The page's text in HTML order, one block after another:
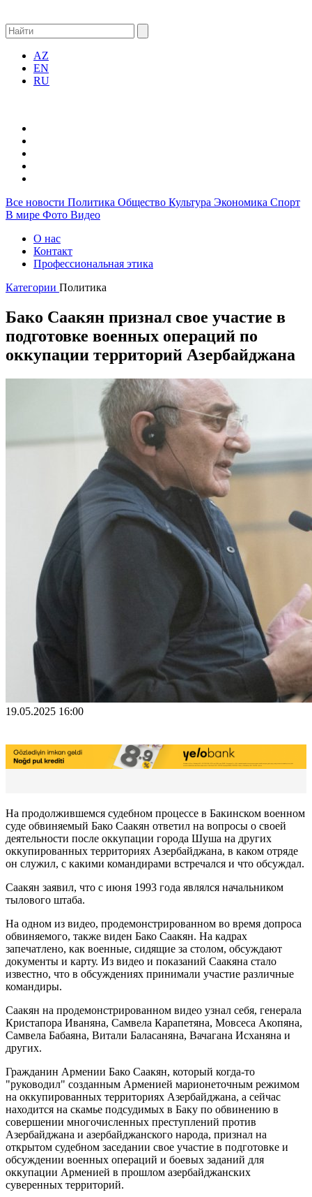
AZ
EN
RU
Все новости Политика Общество Культура Экономика Спорт
В мире Фото Видео
О нас
Контакт
Профессиональная этика
Категории Политика
Бако Саакян признал свое участие в
подготовке военных операций по
оккупации территорий Азербайджана
19.05.2025 16:00
На продолжившемся судебном процессе в Бакинском военном
суде обвиняемый Бако Саакян ответил на вопросы о своей
деятельности после оккупации города Шуша на других
оккупированных территориях Азербайджана, в каком отряде
он служил, с какими командирами встречался и что обсуждал.
Саакян заявил, что с июня 1993 года являлся начальником
тылового штаба.
На одном из видео, продемонстрированном во время допроса
обвиняемого, также виден Бако Саакян. На кадрах
запечатлено, как военные, сидящие за столом, обсуждают
документы и карту. Из видео и показаний Саакяна стало
известно, что в обсуждениях принимали участие различные
командиры.
Саакян на продемонстрированном видео узнал себя, генерала
Кристапора Иваняна, Самвела Карапетяна, Мовсеса Акопяна,
Самвела Бабаяна, Витали Баласаняна, Вачагана Исханяна и
других.
Гражданин Армении Бако Саакян, который когда-то
"руководил" созданным Арменией марионеточным режимом
на оккупированных территориях Азербайджана, а сейчас
находится на скамье подсудимых в Баку по обвинению в
совершении многочисленных преступлений против
Азербайджана и азербайджанского народа, признал на
открытом судебном заседании свое участие в подготовке и
обсуждении военных операций и боевых заданий для
оккупации Арменией в прошлом азербайджанских
суверенных территорий.